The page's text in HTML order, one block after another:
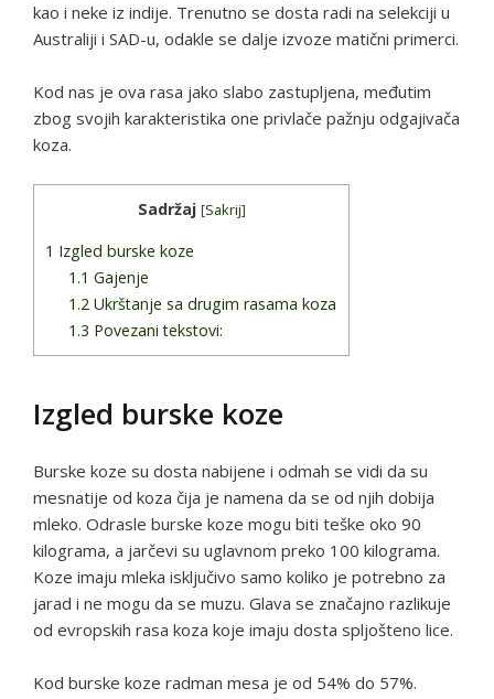
kao i neke iz indije. Trenutno se dosta radi na selekciji u
Australiji i SAD-u, odakle se dalje izvoze matični primerci.
Kod nas je ova rasa jako slabo zastupljena, međutim
zbog svojih karakteristika one privlače pažnju odgajivača
koza.
Sadržaj [Sakrij]
1 Izgled burske koze
1.1 Gajenje
1.2 Ukrštanje sa drugim rasama koza
1.3 Povezani tekstovi:
Izgled burske koze
Burske koze su dosta nabijene i odmah se vidi da su
mesnatije od koza čija je namena da se od njih dobija
mleko. Odrasle burske koze mogu biti teške oko 90
kilograma, a jarčevi su uglavnom preko 100 kilograma.
Koze imaju mleka isključivo samo koliko je potrebno za
jarad i ne mogu da se muzu. Glava se značajno razlikuje
od evropskih rasa koza koje imaju dosta spljošteno lice.
Kod burske koze radman mesa je od 54% do 57%.